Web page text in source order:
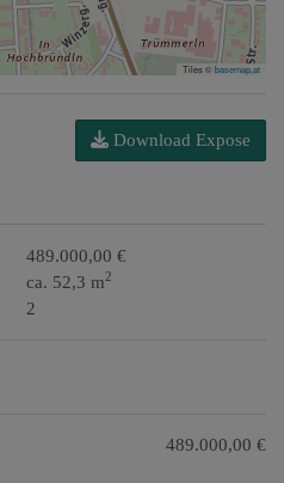
Tiles ©basemap.at
Download Expose
489.000,00 €
ca. 52,3 m2
2
489.000,00 €